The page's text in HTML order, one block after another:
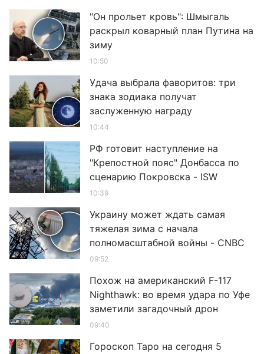
"Он прольет кровь": Шмыгаль
раскрыл коварный план Путина на
зиму
10:50
Удача выбрала фаворитов: три
знака зодиака получат
заслуженную награду
10:44
РФ готовит наступление на
"Крепостной пояс" Донбасса по
сценарию Покровска - ISW
10:39
Украину может ждать самая
тяжелая зима с начала
полномасштабной войны - CNBC
09:52
Похож на американский F-117
Nighthawk: во время удара по Уфе
заметили загадочный дрон
09:40
Гороскоп Таро на сегодня 5